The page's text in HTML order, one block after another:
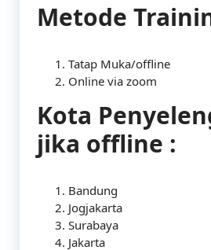
Metode
Tatap Muka/offline
Online via zoom
Kota
jika offline :
Bandung
Jogjakarta
Surabaya
Jakarta